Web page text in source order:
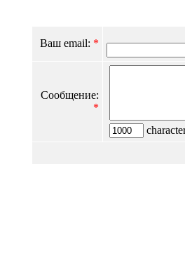
Ваш email: *
Сообщение:
*